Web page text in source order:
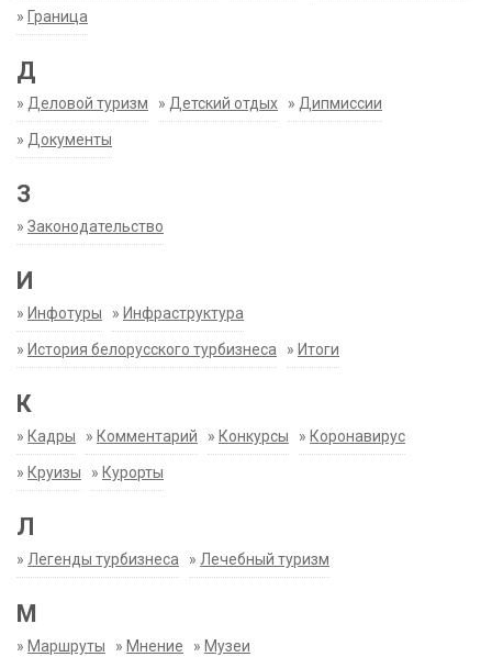
» Граница
Д
» Деловой туризм » Детский отдых » Дипмиссии
» Документы
З
» Законодательство
И
» Инфотуры » Инфраструктура
» История белорусского турбизнеса » Итоги
К
» Кадры » Комментарий » Конкурсы » Коронавирус
» Круизы » Курорты
Л
» Легенды турбизнеса » Лечебный туризм
М
» Маршруты » Мнение » Музеи